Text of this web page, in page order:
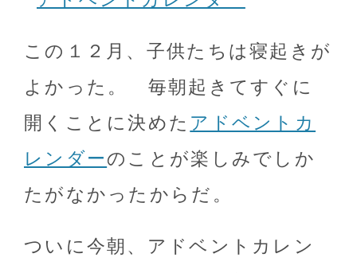
この１２月、子供たちは寝起きが
よかった。 毎朝起きてすぐに
開くことに決めた アドベントカ
レンダーのことが楽しみでしか
たがなかったからだ。
ついに今朝、アドベントカレン